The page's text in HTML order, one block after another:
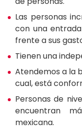
Las personas
con una
frente a sus
Tienen una
Atendemos a la
cual, está
Personas de
encuentran
mexicana.